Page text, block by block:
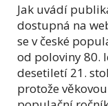
Jak uvádí
dostupná na
se v české
od poloviny 80.
desetiletí 21.
protože